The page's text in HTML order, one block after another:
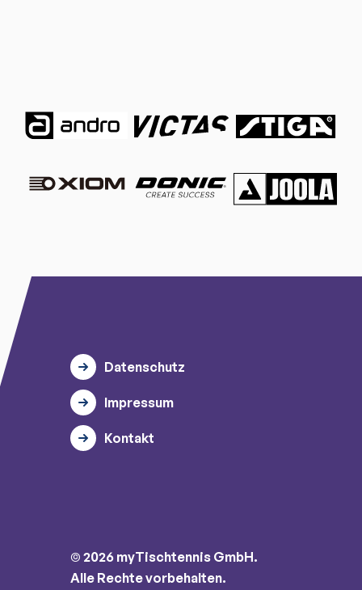
Datenschutz
Impressum
Kontakt
© 2026 myTischtennis GmbH.
Alle Rechte vorbehalten.